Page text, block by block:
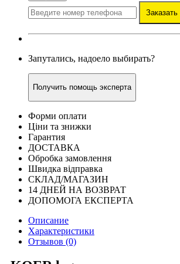
Запутались, надоело выбирать?
Получить помощь эксперта
Форми оплати
Ціни та знижки
Гарантия
ДОСТАВКА
Обробка замовлення
Швидка відправка
СКЛАД/МАГАЗИН
14 ДНЕЙ НА ВОЗВРАТ
ДОПОМОГА ЕКСПЕРТА
Описание
Характеристики
Отзывов (0)